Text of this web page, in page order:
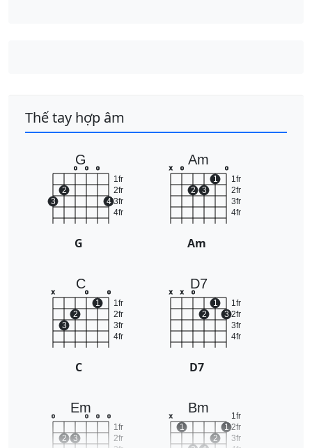
Thế tay hợp âm
G
1fr
2fr
3fr
4fr
3
2
o o o
4
G
Am
1fr
2fr
3fr
4fr
x o
2 3
1
o
Am
C
1fr
2fr
3fr
4fr
x
3
2
o
1
o
C
D7
1fr
2fr
3fr
4fr
x x o
2
1
3
D7
Em
1fr
2fr
o
2 3
o o o
Bm
1fr
2fr
3fr
x
1
2
1